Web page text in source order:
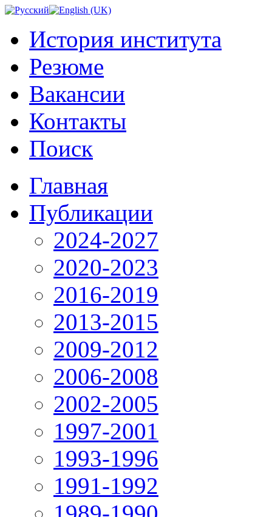
История института
Резюме
Вакансии
Контакты
Поиск
Главная
Публикации
2024-2027
2020-2023
2016-2019
2013-2015
2009-2012
2006-2008
2002-2005
1997-2001
1993-1996
1991-1992